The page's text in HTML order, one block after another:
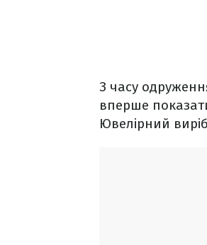
З часу
вперше
Ювелірний